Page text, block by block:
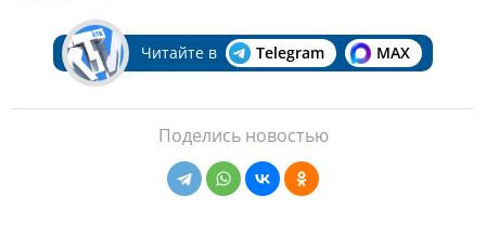
Читайте в Telegram MAX
Поделись новостью